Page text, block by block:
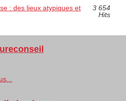
: des lieux atypiques et
3 654
Hits